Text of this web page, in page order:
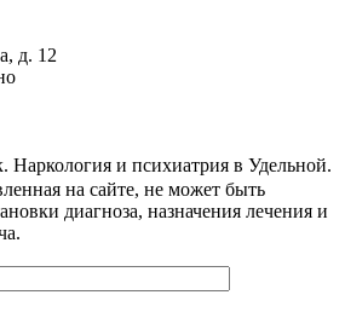
д. 12
и психиатрия в Удельной.
на сайте, не может быть
диагноза, назначения лечения и